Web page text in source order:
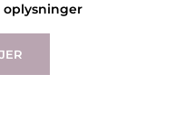
oplysninger